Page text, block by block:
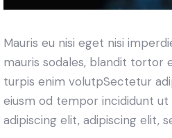
Mauris eu nisi eget nisi
mauris sodales, blandit tortor
turpis enim volutpSectetur
eiusm od tempor incididunt
adipiscing elit, adipiscing elit,